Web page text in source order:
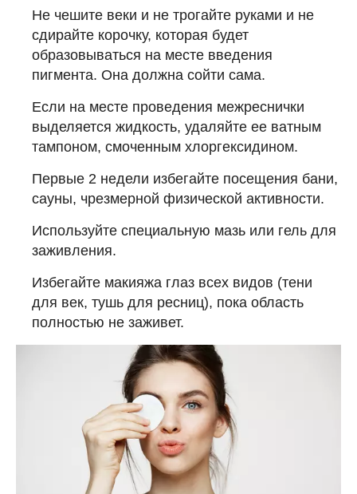
Не чешите веки и не трогайте руками и не
сдирайте корочку, которая будет
образовываться на месте введения
пигмента. Она должна сойти сама.
Если на месте проведения межреснички
выделяется жидкость, удаляйте ее ватным
тампоном, смоченным хлоргексидином.
Первые 2 недели избегайте посещения бани,
сауны, чрезмерной физической активности.
Используйте специальную мазь или гель для
заживления.
Избегайте макияжа глаз всех видов (тени
для век, тушь для ресниц), пока область
полностью не заживет.